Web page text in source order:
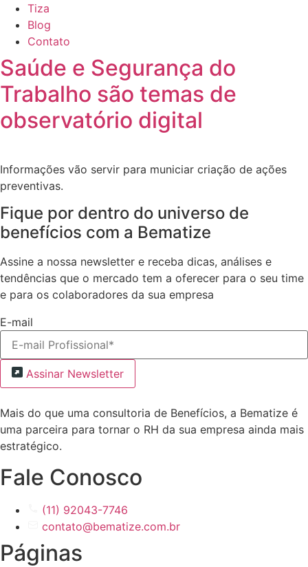
Tiza
Blog
Contato
Saúde e Segurança do
Trabalho são temas de
observatório digital
Informações vão servir para municiar criação de ações
preventivas.
Fique por dentro do universo de
benefícios com a Bematize
Assine a nossa newsletter e receba dicas, análises e
tendências que o mercado tem a oferecer para o seu time
e para os colaboradores da sua empresa
E-mail
Assinar Newsletter
Mais do que uma consultoria de Benefícios, a Bematize é
uma parceira para tornar o RH da sua empresa ainda mais
estratégico.
Fale Conosco
(11) 92043-7746
contato@bematize.com.br
Páginas